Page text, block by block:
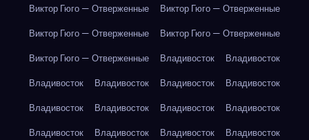
Виктор Гюго — Отверженные
Виктор Гюго — Отверженные
Виктор Гюго — Отверженные
Виктор Гюго — Отверженные
Виктор Гюго — Отверженные
Владивосток
Владивосток
Владивосток
Владивосток Владивосток
Владивосток
Владивосток
Владивосток Владивосток
Владивосток
Владивосток
Владивосток Владивосток
Владивосток